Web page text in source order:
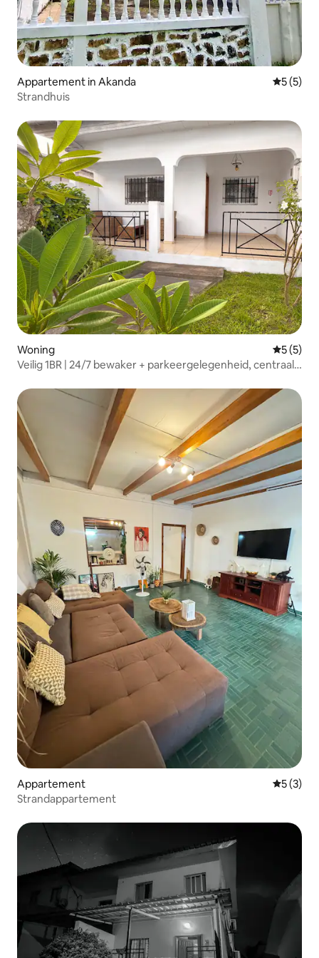
Appartement in Akanda
5 (5)
Strandhuis
Woning
5 (5)
Veilig 1BR | 24/7 bewaker + parkeergelegenheid, centraal
Appartement
5 (3)
Strandappartement